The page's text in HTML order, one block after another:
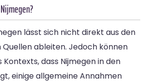
lässt sich nicht direkt aus den
ableiten. Jedoch können
dass Nijmegen in den
einige allgemeine Annahmen